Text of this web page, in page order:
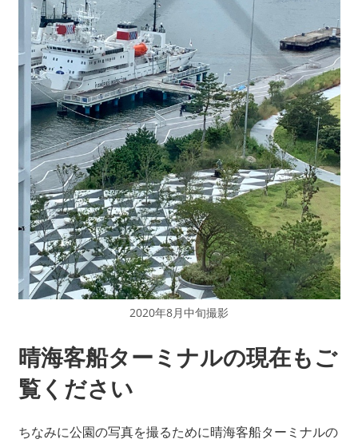
2020年8月中旬撮影
晴海客船ターミナルの現在もご
覧ください
ちなみに公園の写真を撮るために晴海客船ターミナルの